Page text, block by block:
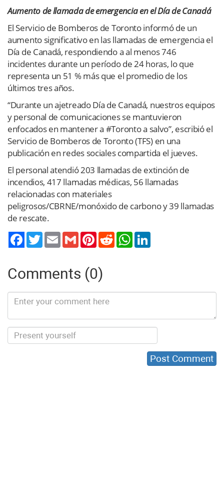
Aumento de llamada de emergencia en el Día de Canadá
El Servicio de Bomberos de Toronto informó de un
aumento significativo en las llamadas de emergencia el
Día de Canadá, respondiendo a al menos 746
incidentes durante un período de 24 horas, lo que
representa un 51 % más que el promedio de los
últimos tres años.
“Durante un ajetreado Día de Canadá, nuestros equipos
y personal de comunicaciones se mantuvieron
enfocados en mantener a #Toronto a salvo”, escribió el
Servicio de Bomberos de Toronto (TFS) en una
publicación en redes sociales compartida el jueves.
El personal atendió 203 llamadas de extinción de
incendios, 417 llamadas médicas, 56 llamadas
relacionadas con materiales
peligrosos/CBRNE/monóxido de carbono y 39 llamadas
de rescate.
TwitterEmail Gmail PinterestReddit WhatsApp
Comments (0)